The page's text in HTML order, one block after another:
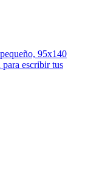
95x140
escribir tus